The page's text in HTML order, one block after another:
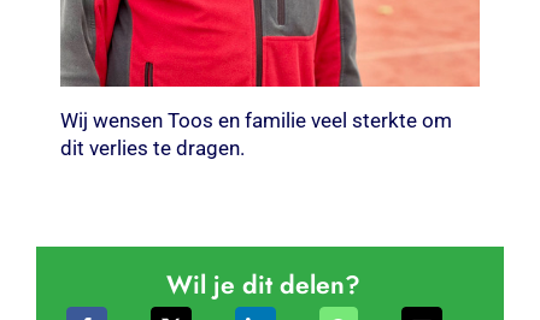
Wij wensen Toos en familie veel sterkte om
dit verlies te dragen.
Wil je dit delen?